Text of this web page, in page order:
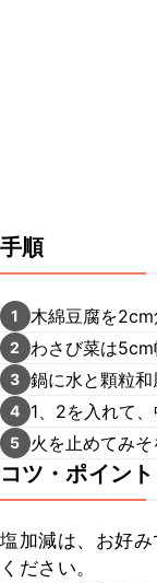
手順
1 木綿豆腐を2cm
2 わさび菜は5cm
3 鍋に水と顆粒和
4 1、2を入れて
5 火を止めてみそ
コツ・ポイント
塩加減は、お好
ください。